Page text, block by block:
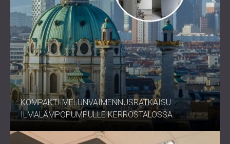
Toimiston äänieristys ja puhelinneuvottelutilat
Tarkka muotoilu puhtaaseen
ääneen
KIILAÄÄNENVAIMENNIN Korkeataajuinen äänenvaimennin
yhdistää teknisen erinomaisuuden monipuoliseen
muotoiluun.Ota yhteyttä DECIBELiin jo tänäänja tuo
selkeyttä, tarkkuutta ja tasapainoa akustiseen
ympäristöösi.
KOMPAKTI MELUNVAIMENNUSRATKAISU
ILMALÄMPÖPUMPULLE KERROSTALOSSA